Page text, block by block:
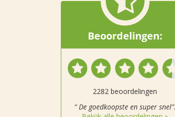
Beoordelingen:
2282 beoordelingen
“ De goedkoopste en super snel”.